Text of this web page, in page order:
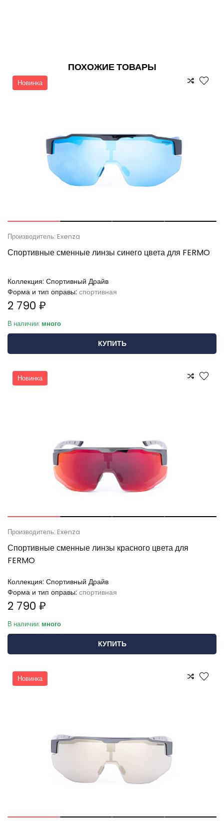
ПОХОЖИЕ ТОВАРЫ
Новинка
Производитель: Exenza
Спортивные сменные линзы синего цвета для FERMO
Коллекция: Спортивный Драйв
Форма и тип оправы: спортивная
2 790 ₽
В наличии: много
КУПИТЬ
Новинка
Производитель: Exenza
Спортивные сменные линзы красного цвета для
FERMO
Коллекция: Спортивный Драйв
Форма и тип оправы: спортивная
2 790 ₽
В наличии: много
КУПИТЬ
Новинка